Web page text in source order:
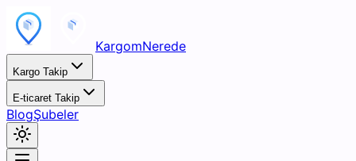
KargomNerede
Kargo Takip
E-ticaret Takip
BlogŞubeler